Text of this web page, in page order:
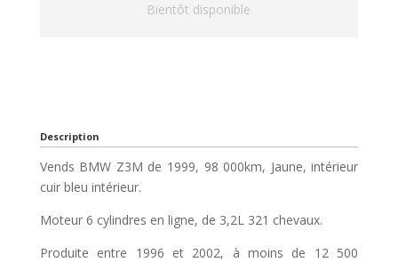
Bientôt disponible
Description
Vends BMW Z3M de 1999, 98 000km, Jaune, intérieur
cuir bleu intérieur.
Moteur 6 cylindres en ligne, de 3,2L 321 chevaux.
Produite entre 1996 et 2002, à moins de 12 500